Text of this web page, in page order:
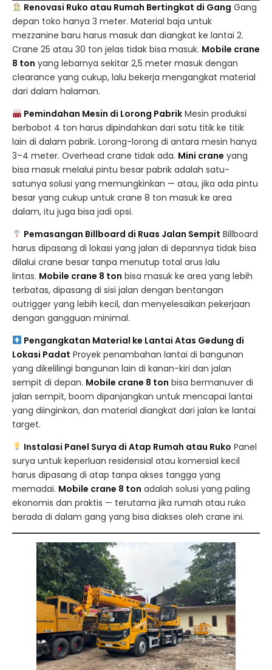
Renovasi Ruko atau Rumah Bertingkat di Gang Gang
depan toko hanya 3 meter. Material baja untuk
mezzanine baru harus masuk dan diangkat ke lantai 2.
Crane 25 atau 30 ton jelas tidak bisa masuk. Mobile crane
8 ton yang lebarnya sekitar 2,5 meter masuk dengan
clearance yang cukup, lalu bekerja mengangkat material
dari dalam halaman.
Pemindahan Mesin di Lorong PabrikMesin produksi
berbobot 4 ton harus dipindahkan dari satu titik ke titik
lain di dalam pabrik. Lorong-lorong di antara mesin hanya
3–4 meter. Overhead crane tidak ada. Mini crane yang
bisa masuk melalui pintu besar pabrik adalah satu-
satunya solusi yang memungkinkan — atau, jika ada pintu
besar yang cukup untuk crane 8 ton masuk ke area
dalam, itu juga bisa jadi opsi.
Pemasangan Billboard di Ruas Jalan Sempit Billboard
harus dipasang di lokasi yang jalan di depannya tidak bisa
dilalui crane besar tanpa menutup total arus lalu
lintas. Mobile crane 8 ton bisa masuk ke area yang lebih
terbatas, dipasang di sisi jalan dengan bentangan
outrigger yang lebih kecil, dan menyelesaikan pekerjaan
dengan gangguan minimal.
Pengangkatan Material ke Lantai Atas Gedung di
Lokasi Padat Proyek penambahan lantai di bangunan
yang dikelilingi bangunan lain di kanan-kiri dan jalan
sempit di depan. Mobile crane 8 ton bisa bermanuver di
jalan sempit, boom dipanjangkan untuk mencapai lantai
yang diinginkan, dan material diangkat dari jalan ke lantai
target.
Instalasi Panel Surya di Atap Rumah atau Ruko Panel
surya untuk keperluan residensial atau komersial kecil
harus dipasang di atap tanpa akses tangga yang
memadai. Mobile crane 8 ton adalah solusi yang paling
ekonomis dan praktis — terutama jika rumah atau ruko
berada di dalam gang yang bisa diakses oleh crane ini.